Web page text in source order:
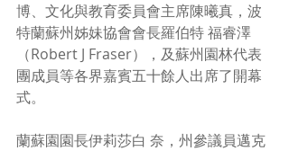
博、文化與教育委員會主席陳曦真，波
特蘭蘇州姊妹協會會長羅伯特 福睿澤
（Robert J Fraser），及蘇州園林代表
團成員等各界嘉賓五十餘人出席了開幕
式。
蘭蘇園園長伊莉莎白 奈，州參議員邁克